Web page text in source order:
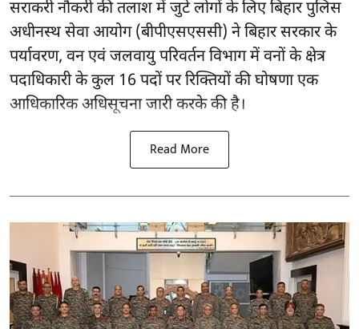
सराकरी नौकरी की तलाश में जुटे लोगों के लिए बिहार पुलिस
अधीनस्थ सेवा आयोग (बीपीएसएससी) ने बिहार सरकार के
पर्यावरण, वन एवं जलवायु परिवर्तन विभाग में वनों के क्षेत्र
पदाधिकारी के कुल 16 पदों पर रिक्तियों की घोषणाएक
आधिकारिक अधिसूचना जारी करके की है।
Read More